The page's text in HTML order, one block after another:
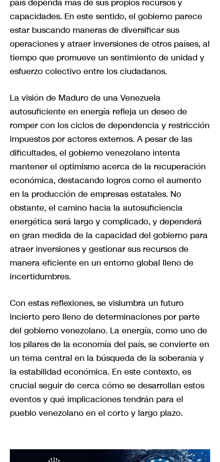
país dependa más de sus propios recursos y
capacidades. En este sentido, el gobierno parece
estar buscando maneras de diversificar sus
operaciones y atraer inversiones de otros países, al
tiempo que promueve un sentimiento de unidad y
esfuerzo colectivo entre los ciudadanos.
La visión de Maduro de una Venezuela
autosuficiente en energía refleja un deseo de
romper con los ciclos de dependencia y restricción
impuestos por actores externos. A pesar de las
dificultades, el gobierno venezolano intenta
mantener el optimismo acerca de la recuperación
económica, destacando logros como el aumento
en la producción de empresas estatales. No
obstante, el camino hacia la autosuficiencia
energética será largo y complicado, y dependerá
en gran medida de la capacidad del gobierno para
atraer inversiones y gestionar sus recursos de
manera eficiente en un entorno global lleno de
incertidumbres.
Con estas reflexiones, se vislumbra un futuro
incierto pero lleno de determinaciones por parte
del gobierno venezolano. La energía, como uno de
los pilares de la economía del país, se convierte en
un tema central en la búsqueda de la soberanía y
la estabilidad económica. En este contexto, es
crucial seguir de cerca cómo se desarrollan estos
eventos y qué implicaciones tendrán para el
pueblo venezolano en el corto y largo plazo.